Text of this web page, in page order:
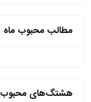
مطالب محبوب ماه
هشتگ‌های محبوب